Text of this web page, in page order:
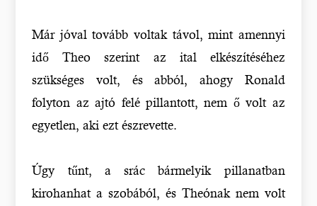
Már jóval tovább voltak távol, mint amennyi
idő Theo szerint az ital elkészítéséhez
szükséges volt, és abból, ahogy Ronald
folyton az ajtó felé pillantott, nem ő volt az
egyetlen, aki ezt észrevette.
Úgy tűnt, a srác bármelyik pillanatban
kirohanhat a szobából, és Theónak nem volt